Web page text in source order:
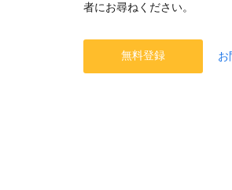
者にお尋ねください。
無料登録 お